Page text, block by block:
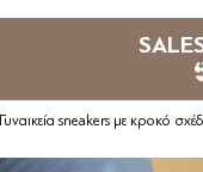
Γυναικεία sneakers με κροκό